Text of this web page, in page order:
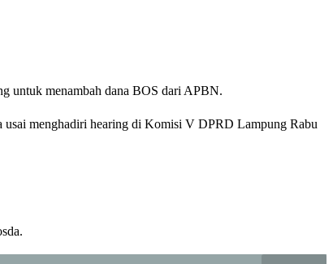
untuk menambah dana BOS dari APBN.
usai menghadiri hearing di Komisi V DPRD Lampung Rabu